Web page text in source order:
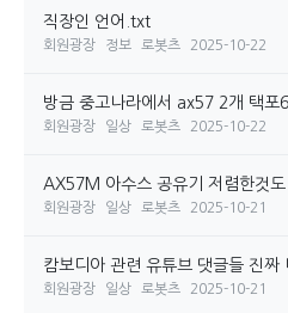
직장인 언어.txt
회원광장 정보 로봇츠 2025-10-22
방금 중고나라에서 ax57 2개 택포
회원광장 일상 로봇츠 2025-10-22
AX57M 아수스 공유기 저렴한것
회원광장 일상 로봇츠 2025-10-21
캄보디아 관련 유튜브 댓글들 진짜
회원광장 일상 로봇츠 2025-10-21